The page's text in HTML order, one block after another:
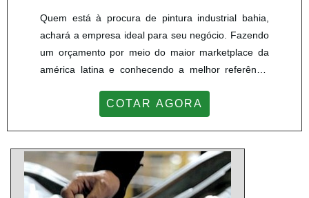
Quem está à procura de pintura industrial bahia,
achará a empresa ideal para seu negócio. Fazendo
um orçamento por meio do maior marketplace da
américa latina e conhecendo a melhor referência
Quando o tema é pintura industrial bahia, com a
resultados dos clientes.OUTRAS INFORMAÇÕES
SOBRE PINTURA INDUSTRIAL BAHIA...
COTAR AGORA